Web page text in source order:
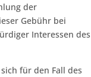
der
Gebühr bei
Interessen des
für den Fall des